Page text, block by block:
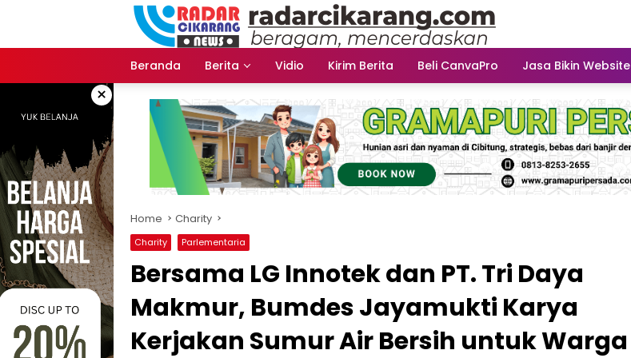
Beranda
Berita Vidio Kirim Berita Beli CanvaPro Jasa Bikin Website
×
Home Charity
Charity Parlementaria
Bersama LG Innotek dan PT. Tri Daya
Makmur, Bumdes Jayamukti Karya
Kerjakan Sumur Air Bersih untuk Warga